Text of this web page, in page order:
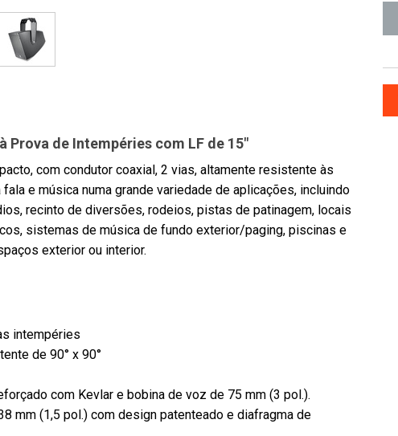
de Intempéries com LF de 15"
com condutor coaxial, 2 vias, altamente resistente às
e música numa grande variedade de aplicações, incluindo
recinto de diversões, rodeios, pistas de patinagem, locais
sistemas de música de fundo exterior/paging, piscinas e
exterior ou interior.
intempéries
de 90° x 90°
com Kevlar e bobina de voz de 75 mm (3 pol.).
mm (1,5 pol.) com design patenteado e diafragma de